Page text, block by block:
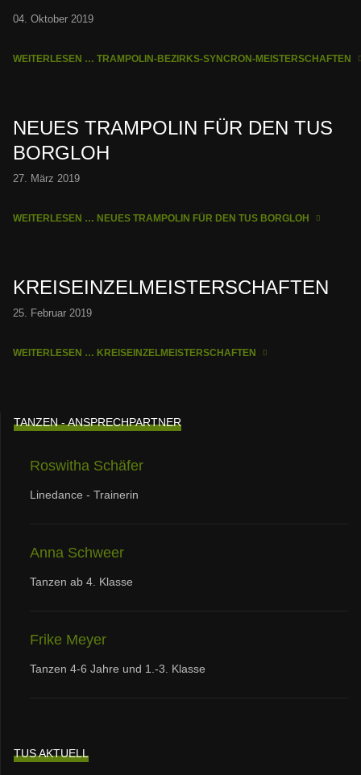
04. Oktober 2019
WEITERLESEN … TRAMPOLIN-BEZIRKS-SYNCRON-MEISTERSCHAFTEN
NEUES TRAMPOLIN FÜR DEN TUS
BORGLOH
27. März 2019
WEITERLESEN … NEUES TRAMPOLIN FÜR DEN TUS BORGLOH
KREISEINZELMEISTERSCHAFTEN
25. Februar 2019
WEITERLESEN … KREISEINZELMEISTERSCHAFTEN
TANZEN - ANSPRECHPARTNER
Roswitha Schäfer
Linedance - Trainerin
Anna Schweer
Tanzen ab 4. Klasse
Frike Meyer
Tanzen 4-6 Jahre und 1.-3. Klasse
TUS AKTUELL